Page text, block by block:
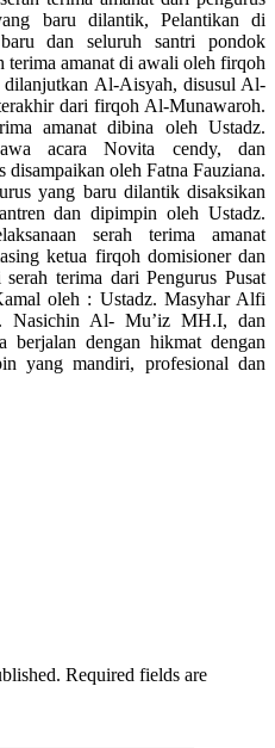
baru dilantik, Pelantikan di
dan seluruh santri pondok
terima amanat di awali oleh firqoh
Al-Aisyah, disusul Al-
dari firqoh Al-Munawaroh.
amanat dibina oleh Ustadz.
acara Novita cendy, dan
disampaikan oleh Fatna Fauziana.
yang baru dilantik disaksikan
dan dipimpin oleh Ustadz.
serah terima amanat
ketua firqoh domisioner dan
terima dari Pengurus Pusat
oleh : Ustadz. Masyhar Alfi
Nasichin Al- Mu’iz MH.I, dan
dengan hikmat dengan
yang mandiri, profesional dan
Required fields are